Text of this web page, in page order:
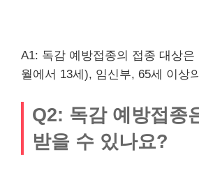
A1: 독감 예방접종의 접종 대상은
월에서 13세), 임신부, 65세 이상
Q2: 독감 예방접종
받을 수 있나요?